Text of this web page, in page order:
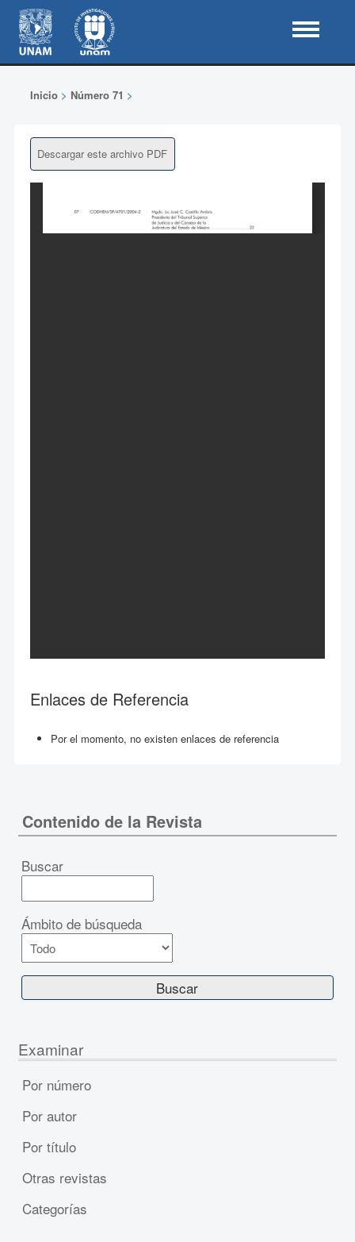
Inicio> Número 71 >
Descargar este archivo PDF
Enlaces de Referencia
Por el momento, no existen enlaces de referencia
Contenido de la Revista
Buscar
Ámbito de búsqueda
Examinar
Por número
Por autor
Por título
Otras revistas
Categorías